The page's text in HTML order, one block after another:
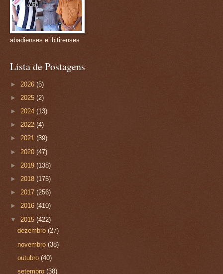
abadienses e ibitirenses
Lista de Postagens
► 2026 (5)
► 2025 (2)
► 2024 (13)
► 2022 (4)
► 2021 (39)
► 2020 (47)
► 2019 (138)
► 2018 (175)
► 2017 (256)
► 2016 (410)
▼ 2015 (422)
dezembro(27)
novembro(38)
outubro(40)
setembro(38)